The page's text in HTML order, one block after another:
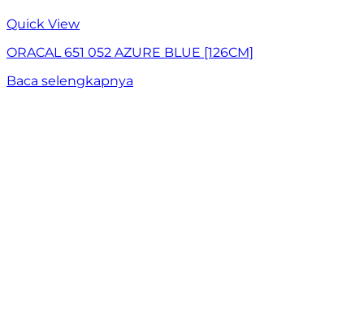
Quick View
ORACAL 651 052 AZURE BLUE [126CM]
Baca selengkapnya